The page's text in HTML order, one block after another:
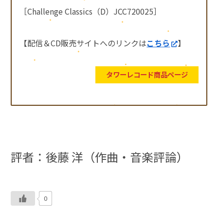
［Challenge Classics（D）JCC720025］
【配信＆CD販売サイトへのリンクはこちら 】
タワーレコード商品ページ
評者：後藤 洋（作曲・音楽評論）
0